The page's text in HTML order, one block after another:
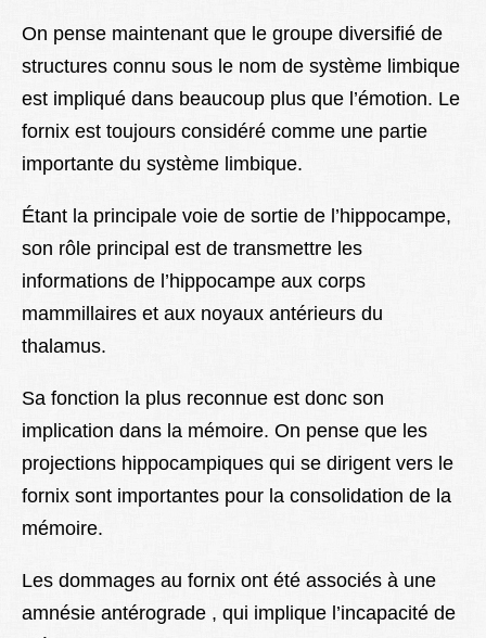
On pense maintenant que le groupe diversifié de
structures connu sous le nom de système limbique
est impliqué dans beaucoup plus que l’émotion. Le
fornix est toujours considéré comme une partie
importante du système limbique.
Étant la principale voie de sortie de l’hippocampe,
son rôle principal est de transmettre les
informations de l’hippocampe aux corps
mammillaires et aux noyaux antérieurs du
thalamus.
Sa fonction la plus reconnue est donc son
implication dans la mémoire. On pense que les
projections hippocampiques qui se dirigent vers le
fornix sont importantes pour la consolidation de la
mémoire.
Les dommages au fornix ont été associés à une
amnésie antérograde , qui implique l’incapacité de